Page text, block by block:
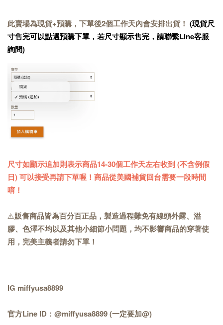
此賣場為現貨+預購，下單後2個工作天內會安排出貨！ (現貨尺
寸售完可以點選預購下單，若尺寸顯示售完，請聯繫Line客服
詢問)
尺寸如顯示追加則表示商品14-30個工作天左右收到 (不含例假
日) 可以接受再請下單喔！商品從美國補貨回台需要一段時間
唷！
⚠️販售商品皆為百分百正品，製造過程難免有線頭外露、溢
膠、色澤不均以及其他小細節小問題，均不影響商品的穿著使
用，完美主義者請勿下單！
IG miffyusa8899
官方Line ID：@miffyusa8899 (一定要加@)